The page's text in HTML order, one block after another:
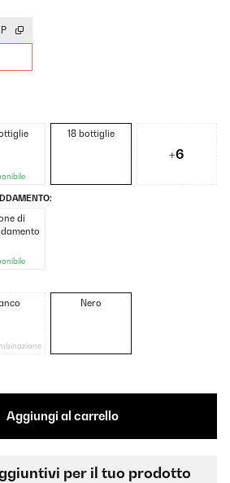
18 bottiglie
+6
di
Nero
Aggiungi al carrello
per il tuo prodotto